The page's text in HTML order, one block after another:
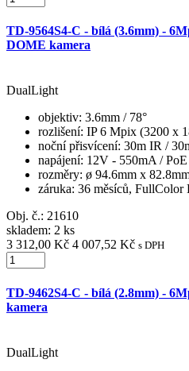
TD-9564S4-C - bílá (3.6mm) -
DOME kamera
DualLight
objektiv: 3.6mm / 78°
rozlišení: IP 6 Mpix (3200 x
noční přisvícení: 30m IR /
napájení: 12V - 550mA /
rozměry: ø 94.6mm x
záruka: 36 měsíců, FullColor
Obj. č.: 21610
skladem: 2 ks
3 312,00 Kč 4 007,52 Kč s DPH
TD-9462S4-C - bílá (2.8mm) -
kamera
DualLight